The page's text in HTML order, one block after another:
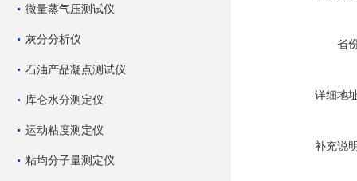
微量蒸气压测试仪
灰分分析仪
石油产品凝点测试仪
库仑水分测定仪
运动粘度测定仪
粘均分子量测定仪
省
详细地
补充说